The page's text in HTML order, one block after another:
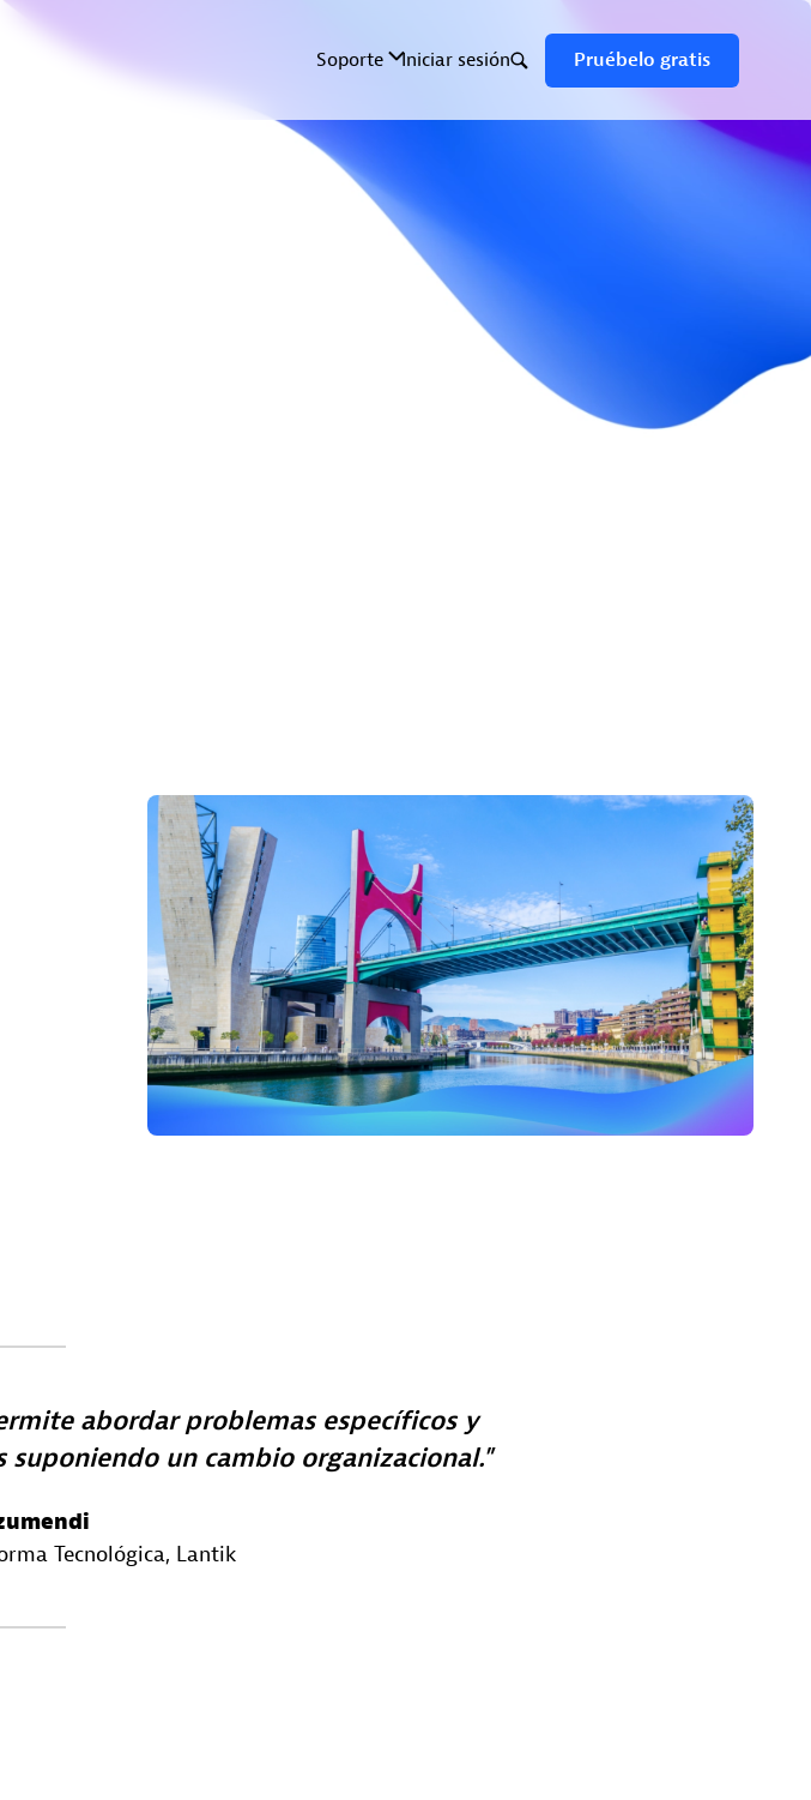
abordar problemas específicos y
un cambio organizacional.
Tecnológica, Lantik